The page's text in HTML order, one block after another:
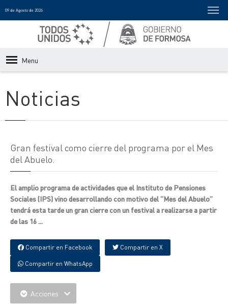
09 de Agosto de 2026
Menu
Noticias
Gran festival como cierre del programa por el Mes
del Abuelo.
El amplio programa de actividades que el Instituto de Pensiones
Sociales (IPS) vino desarrollando con motivo del “Mes del Abuelo”
tendrá esta tarde un gran cierre con un festival a realizarse a partir
de las 16 ...
Compartir en Facebook Compartir en X
Compartir en WhatsApp
Acciones